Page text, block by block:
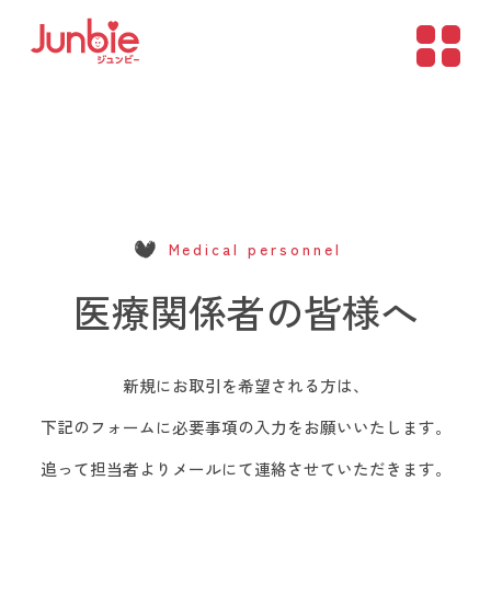
Medical personnel
医療関係者の皆様へ
新規にお取引を希望される方は、
下記のフォームに必要事項の入力をお願いいたします。
追って担当者よりメールにて連絡させていただきます。